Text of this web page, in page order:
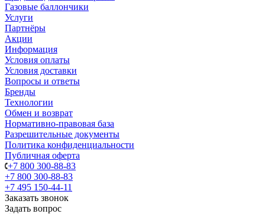
Газовые баллончики
Услуги
Партнёры
Акции
Информация
Условия оплаты
Условия доставки
Вопросы и ответы
Бренды
Технологии
Обмен и возврат
Нормативно-правовая база
Разрешительные документы
Политика конфиденциальности
Публичная оферта
+7 800 300-88-83
+7 800 300-88-83
+7 495 150-44-11
Заказать звонок
Задать вопрос